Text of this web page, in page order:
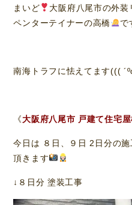
まいど
大阪府八尾市の外
ペンターテイナーの高橋
で
南海トラフに怯えてます(((
《大阪府八尾市 戸建て住宅
今日は ８日、９日 2日分の
頂きます
↓８日分 塗装工事